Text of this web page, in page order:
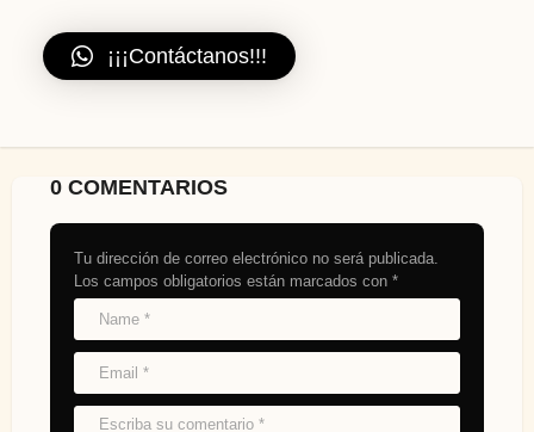
¡¡¡Contáctanos!!!
0 COMENTARIOS
Tu dirección de correo electrónico no será publicada.
Los campos obligatorios están marcados con *